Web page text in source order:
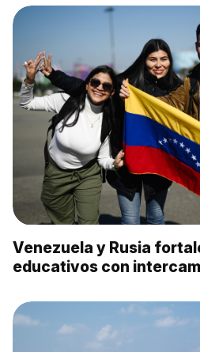
Venezuela y Rusia
educativos con